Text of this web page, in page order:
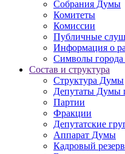
Собрания Думы
Комитеты
Комиссии
Публичные
Информация о
Символы города
Состав и структура
Структура Думы
Депутаты Думы
Партии
Фракции
Депутатские
Аппарат Думы
Кадровый резерв